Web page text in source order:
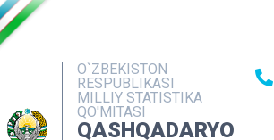
O`ZBEKISTON
RESPUBLIKASI
MILLIY STATISTIKA
QO'MITASI
QASHQADARYO
OCHIQ MA'LUMOTLAR
NASHRLAR